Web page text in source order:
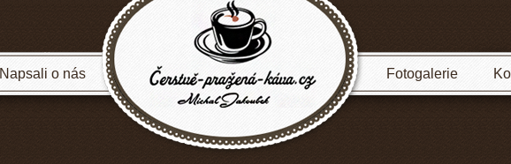
Napsali o nás Fotogalerie